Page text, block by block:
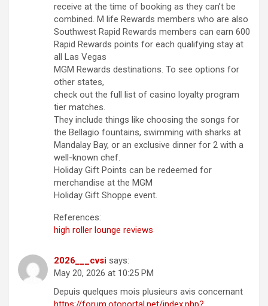
receive at the time of booking as they can’t be
combined. M life Rewards members who are also
Southwest Rapid Rewards members can earn 600
Rapid Rewards points for each qualifying stay at
all Las Vegas
MGM Rewards destinations. To see options for
other states,
check out the full list of casino loyalty program
tier matches.
They include things like choosing the songs for
the Bellagio fountains, swimming with sharks at
Mandalay Bay, or an exclusive dinner for 2 with a
well-known chef.
Holiday Gift Points can be redeemed for
merchandise at the MGM
Holiday Gift Shoppe event.
References:
high roller lounge reviews
2026___cvsi says:
May 20, 2026 at 10:25 PM
Depuis quelques mois plusieurs avis concernant